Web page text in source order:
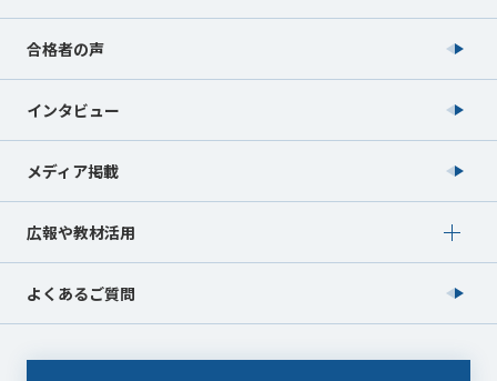
合格者の声
インタビュー
メディア掲載
広報や教材活用
Show submenu for 広報や教材活用
よくあるご質問